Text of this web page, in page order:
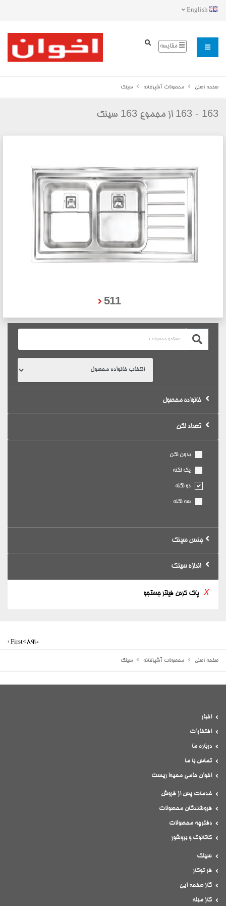
مقایسه
صفحه اصلی محصولات آشپزخانه سینک
163 - 163 از مجموع 163 سینک
511
خانواده محصول
تعداد لگن
بدون لگن
یک لگنه
دو لگنه
سه لگنه
جنس سینک
اندازه سینک
X پاک کردن فیلتر جستجو
‹ First<8910
صفحه اصلی محصولات آشپزخانه سینک
اخبار
افتخارات
درباره ما
تماس با ما
اخوان حامی محیط ریست
خدمات پس از فروش
فروشندگان محصولات
دفترچه محصولات
کاتالوگ و بروشور
سینک
فر توکار
گاز صفحه ایی
گاز مبله